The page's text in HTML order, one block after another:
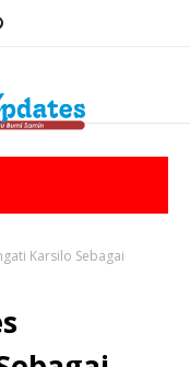
Karsilo Sebagai